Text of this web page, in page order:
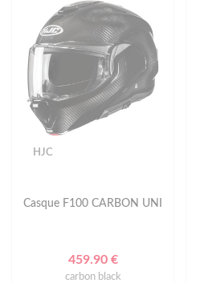
HJC
Casque F100 CARBON UNI
459.90 €
carbon black